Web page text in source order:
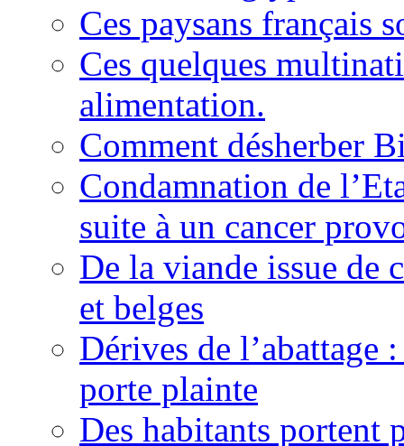
Ces paysans français
Ces quelques
alimentation.
Comment désherber
Condamnation de
suite à un cancer
De la viande issue de
et belges
Dérives de
porte plainte
Des habitants portent